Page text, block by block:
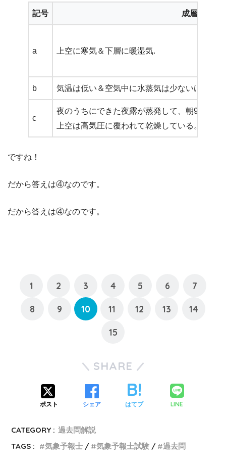
記号 成層の状態
a 上空に寒気＆下層に暖湿気.
b 気温は低い＆空気中に水蒸気は少ないけど、
c
夜のうちにできた夜露が蒸発して、朝9時では
上空は高気圧に覆われて乾燥している。
ですね！
だから答えは④なのです。
だから答えは④なのです。
1 2 3 4 5 6 7
8 9 10 11 12 13 14
15
SHARE
ポスト シェア はてブ LINE
CATEGORY : 過去問解説
TAGS :
気象予報士 気象予報士試験 過去問